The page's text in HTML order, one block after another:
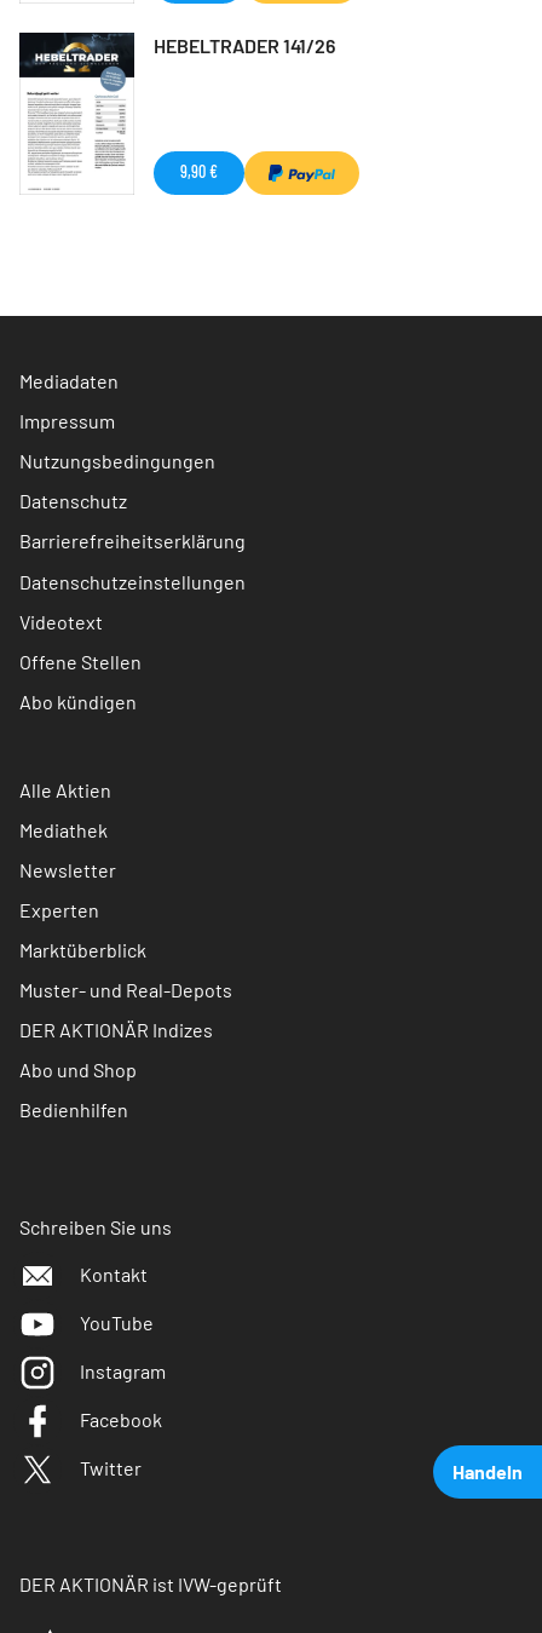
Handeln
HEBELTRADER 141/26
9,90 €
Mediadaten
Impressum
Nutzungsbedingungen
Datenschutz
Barrierefreiheitserklärung
Datenschutzeinstellungen
Videotext
Offene Stellen
Abo kündigen
Alle Aktien
Mediathek
Newsletter
Experten
Marktüberblick
Muster- und Real-Depots
DER AKTIONÄR Indizes
Abo und Shop
Bedienhilfen
Schreiben Sie uns
Kontakt
YouTube
Instagram
Facebook
Twitter
DER AKTIONÄR ist IVW-geprüft